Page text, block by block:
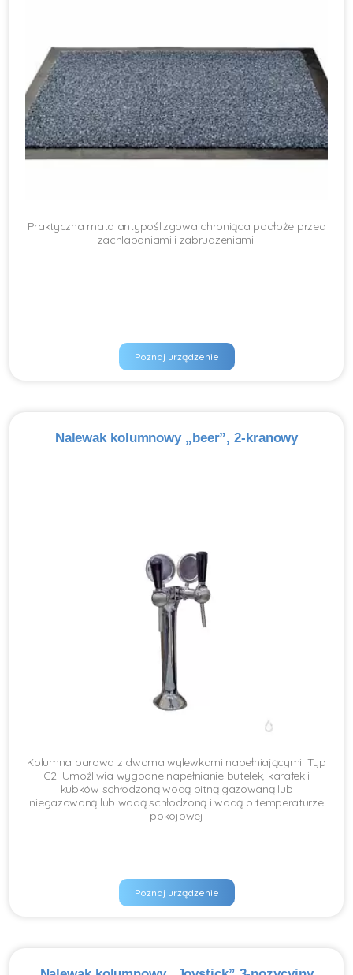
Praktyczna mata antypoślizgowa chroniąca podłoże przed
zachlapaniami i zabrudzeniami.
Poznaj urządzenie
Nalewak kolumnowy „beer”, 2-kranowy
Kolumna barowa z dwoma wylewkami napełniającymi. Typ
C2. Umożliwia wygodne napełnianie butelek, karafek i
kubków schłodzoną wodą pitną gazowaną lub
niegazowaną lub wodą schłodzoną i wodą o temperaturze
pokojowej
Poznaj urządzenie